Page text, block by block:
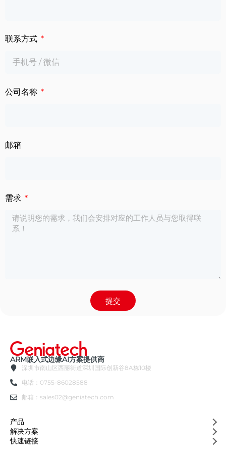
联系方式
公司名称
邮箱
需求
提交
ARM嵌入式边缘AI方案提供商
深圳市南山区西丽街道深圳国际创新谷8A栋10楼
电话：0755-86028588
邮箱：sales02@geniatech.com
产品
解决方案
快速链接